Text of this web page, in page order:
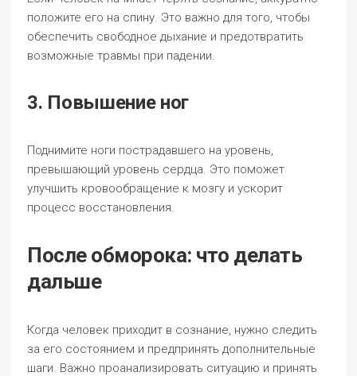
положите его на спину. Это важно для того, чтобы
обеспечить свободное дыхание и предотвратить
возможные травмы при падении.
3. Повышение ног
Поднимите ноги пострадавшего на уровень,
превышающий уровень сердца. Это поможет
улучшить кровообращение к мозгу и ускорит
процесс восстановления.
После обморока: что делать
дальше
Когда человек приходит в сознание, нужно следить
за его состоянием и предпринять дополнительные
шаги. Важно проанализировать ситуацию и принять